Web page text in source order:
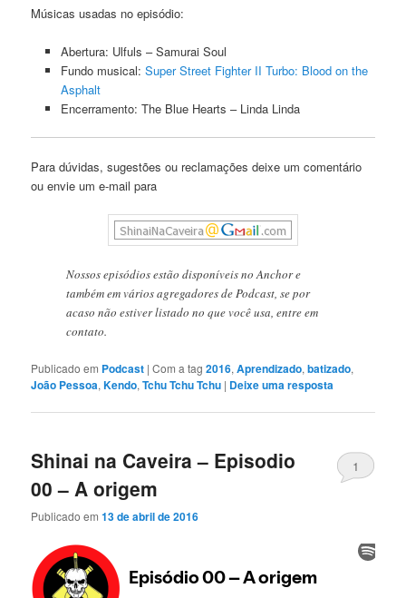
Músicas usadas no episódio:
Abertura: Ulfuls – Samurai Soul
Fundo musical: Super Street Fighter II Turbo: Blood on the
Asphalt
Encerramento: The Blue Hearts – Linda Linda
Para dúvidas, sugestões ou reclamações deixe um comentário
ou envie um e-mail para
Nossos episódios estão disponíveis no Anchor e
também em vários agregadores de Podcast, se por
acaso não estiver listado no que você usa, entre em
contato.
Publicado em Podcast |Com a tag2016,Aprendizado,batizado,
João Pessoa,Kendo,Tchu Tchu Tchu | Deixe uma resposta
Shinai na Caveira – Episodio
00 – A origem
Publicado em13 de abril de 2016
1